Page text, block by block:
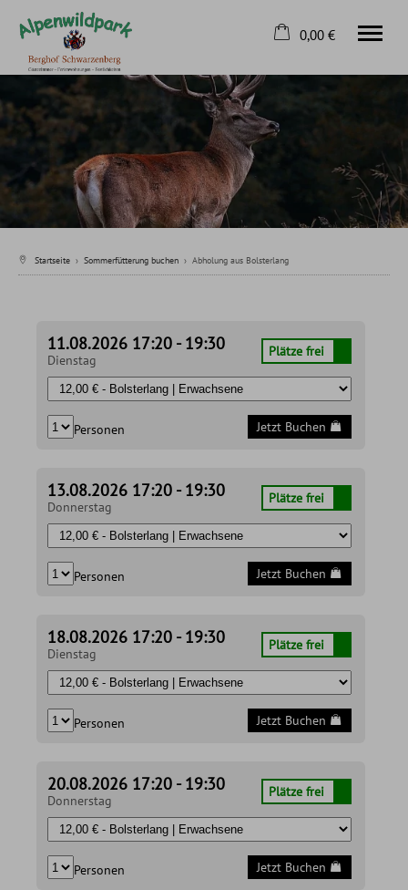
Home
Sommerfütterung buchen
Winterfütterung buchen
Kontakt
08326 8163
0,00 €
Warenkorb ist leer
Startseite › Sommerfütterung buchen › Abholung aus Bolsterlang
11.08.2026 17:20 - 19:30
Dienstag
Plätze frei
Personen Jetzt Buchen
13.08.2026 17:20 - 19:30
Donnerstag
Plätze frei
Personen Jetzt Buchen
18.08.2026 17:20 - 19:30
Dienstag
Plätze frei
Personen Jetzt Buchen
20.08.2026 17:20 - 19:30
Donnerstag
Plätze frei
Personen Jetzt Buchen